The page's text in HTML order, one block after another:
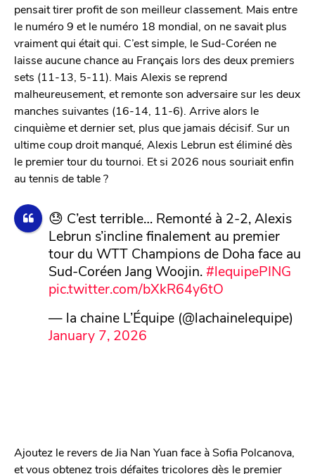
pensait tirer profit de son meilleur classement. Mais entre
le numéro 9 et le numéro 18 mondial, on ne savait plus
vraiment qui était qui. C’est simple, le Sud-Coréen ne
laisse aucune chance au Français lors des deux premiers
sets (11-13, 5-11). Mais Alexis se reprend
malheureusement, et remonte son adversaire sur les deux
manches suivantes (16-14, 11-6). Arrive alors le
cinquième et dernier set, plus que jamais décisif. Sur un
ultime coup droit manqué, Alexis Lebrun est éliminé dès
le premier tour du tournoi. Et si 2026 nous souriait enfin
au tennis de table ?
😓 C’est terrible… Remonté à 2-2, Alexis
Lebrun s’incline finalement au premier
tour du WTT Champions de Doha face au
Sud-Coréen Jang Woojin.#lequipePING
pic.twitter.com/bXkR64y6tO
— la chaine L’Équipe (@lachainelequipe)
January 7, 2026
Ajoutez le revers de Jia Nan Yuan face à Sofia Polcanova,
et vous obtenez trois défaites tricolores dès le premier